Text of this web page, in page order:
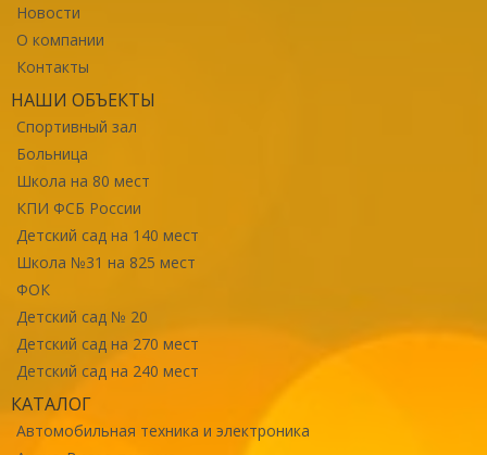
Новости
О компании
Контакты
НАШИ ОБЪЕКТЫ
Спортивный зал
Больница
Школа на 80 мест
КПИ ФСБ России
Детский сад на 140 мест
Школа №31 на 825 мест
ФОК
Детский сад № 20
Детский сад на 270 мест
Детский сад на 240 мест
КАТАЛОГ
Автомобильная техника и электроника